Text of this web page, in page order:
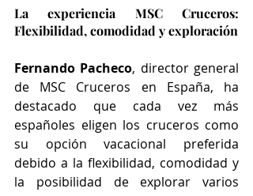
La experiencia MSC Cruceros:
Flexibilidad, comodidad y exploración
Fernando Pacheco, director general
de MSC Cruceros en España, ha
destacado que cada vez más
españoles eligen los cruceros como
su opción vacacional preferida
debido a la flexibilidad, comodidad y
la posibilidad de explorar varios